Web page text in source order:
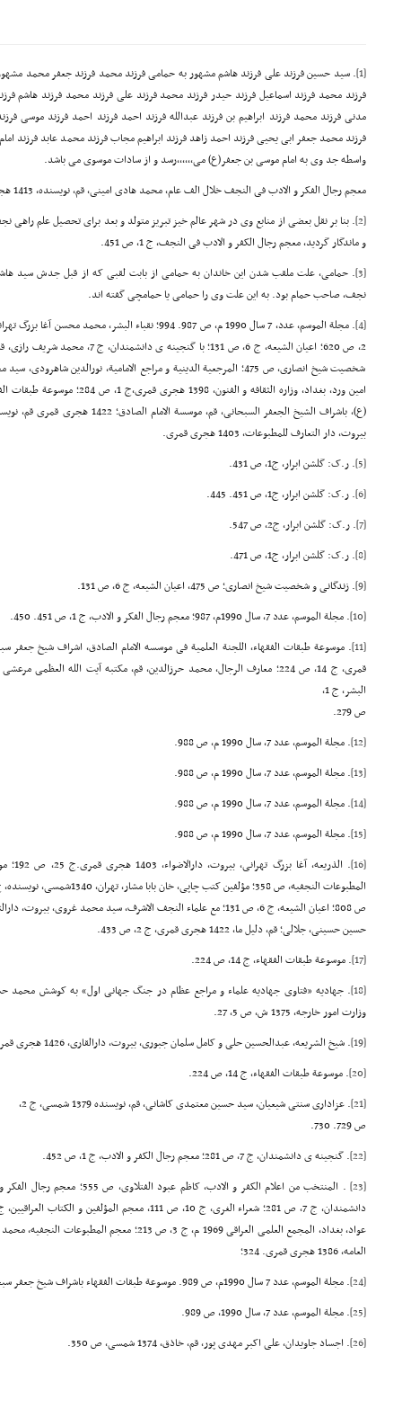
[1] . سید حسین فرزند علی فرزند هاشم مشهور به حمامی فرزند محمد فرزند جعفر محمد مشهور
فرزند محمد فرزند اسماعیل فرزند حیدر فرزند محمد فرزند علی فرزند محمد فرزند هاشم
مدنی فرزند محمد فرزند ابراهیم بن فرزند عبدالله فرزند احمد فرزند احمد فرزند موسی
فرزند محمد جعفر ابی یحیی فرزند احمد زاهد فرزند ابراهیم مجاب فرزند محمد عابد فرزند
واسطه جد وی به امام موسی بن جعفر(ع) می­,,,,,,رسد و از سادات موسوی می باشد.
معجم رجال الفکر و الادب فی النجف خلال الف عام، محمد هادی امینی، قم، نویسنده، 1413 هجری قمری، ج 1، ص 451. 450.
[2] . بنا بر نقل بعضی از منابع وی در شهر عالم خیز تبریز متولد و بعد برای تحصیل علم
و ماندگار گردید، معجم رجال الکفر و الادب فی النجف، ج 1، ص 451.
[3] . حمامی، علت ملقب شدن این خاندان به حمامی از بابت لقبی که از قبل جدش سید
نجف، صاحب حمام بود. به این علت وی را حمامی یا حمامچی گفته اند.
[4]
امین ورد، بغداد، وزاره الثقافه و
بیروت، دار التعارف للمطبوعات، 1403 هجری قمری.
[5] . ر.ک: گلشن ابرار، ج1، ص 431.
[6] . ر.ک: گلشن ابرار، ج1، ص 451. 445.
[7] . ر.ک: گلشن ابرار، ج2، ص 547.
[8] . ر.ک: گلشن ابرار، ج1، ص 471.
[9] . زندگانی و شخصیت شیخ انصاری؛ ص 475، اعیان الشیعه، ج 6، ص 131.
[10]
. مجلة الموسم، عدد 7، سال 1990م، 987؛ معجم رجال الفکر و الادب، ج 1، ص 451. 450.
[11]
البشر، ج 1،
ص 279.
[12]
. مجلة الموسم، عدد 7، سال 1990 م، ص 988.
[13]
. مجلة الموسم، عدد 7، سال 1990 م، ص 988.
[14]
. مجلة الموسم، عدد 7، سال 1990 م، ص 988.
[15]
. مجلة الموسم، عدد 7، سال 1990 م، ص 988.
[16]
المطبوعات النجفیه، ص 358؛ مؤلفین کتب چاپی، خان بابا مشار، تهران، 1340شمسی، نویسنده، ج 2،
حسین حسینی، جلالی؛ قم، دلیل ما، 1422 هجری قمری، ج 2، ص 433.
[17]
. موسوعة طبقات الفقهاء، ج 14، ص 224.
[18]
. جهادیه «فتاوی جهادیه علماء و مراجع عظام در جنگ جهانی اول» به کوشش محمد
وزارت امور خارجه، 1375 ش، ص 5، 27.
[19]
. شیخ الشریعه، عبدالحسین حلی و کامل سلمان جبوری، بیروت، دارالقاری، 1426 هجری قمری ص 167.
[20]
. موسوعة طبقات الفقهاء، ج 14، ص 224.
[21]
. عزاداری سنتی شیعیان، سید حسین معتمدی کاشانی، قم، نویسنده 1379 شمسی، ج 2،
ص 729. 730.
[22]
. گنجینه ی دانشمندان، ج 7، ص 281؛ معجم رجال الکفر و الادب، ج 1، ص 452.
[23]
عواد، بغداد، المجمع العلمی العراقی 1969 م، ج 3، ص
العامه، 1386 هجری قمری. 324؛
[24]
. مجلة الموسم، عدد 7 سال 1990م، ص 989. موسوعة طبقات الفقهاء باشراف شیخ جعفر سبحانی، ج 14، ص 224.
[25]
. مجلة الموسم، عدد 7، سال 1990، ص 989.
[26]
. اجساد جاویدان، علی اکبر مهدی پور، قم، خاذق، 1374 شمسی، ص 350.